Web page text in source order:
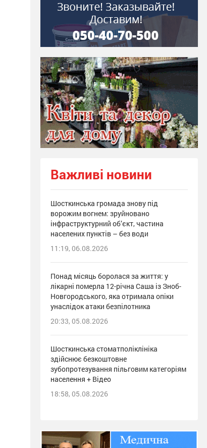
Важливі новини
Шосткинська громада знову під
ворожим вогнем: зруйновано
інфраструктурний об’єкт, частина
населених пунктів – без води
11:19, 06.08.2026
Понад місяць боролася за життя: у
лікарні померла 12-річна Саша із Зноб-
Новгородського, яка отримала опіки
унаслідок атаки безпілотника
20:33, 05.08.2026
Шосткинська стоматполіклініка
здійснює безкоштовне
зубопротезування пільговим категоріям
населення + Відео
18:58, 05.08.2026